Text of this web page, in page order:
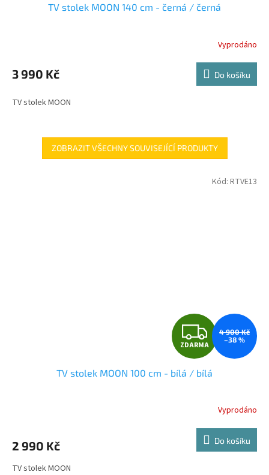
A
R
M
A
TV stolek MOON 140 cm - černá / černá
Vyprodáno
3 990 Kč Do košíku
TV stolek MOON
ZOBRAZIT VŠECHNY SOUVISEJÍCÍ PRODUKTY
Z
D
A
R
M
A
ZDARMA
4 900 Kč
–38 %
TV stolek MOON 100 cm - bílá / bílá
Vyprodáno
2 990 Kč Do košíku
TV stolek MOON
Kód: RTVE13